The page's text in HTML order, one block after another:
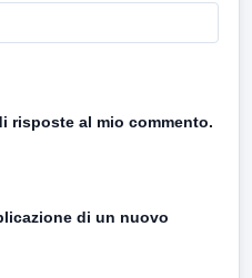
risposte al mio commento.
di un nuovo